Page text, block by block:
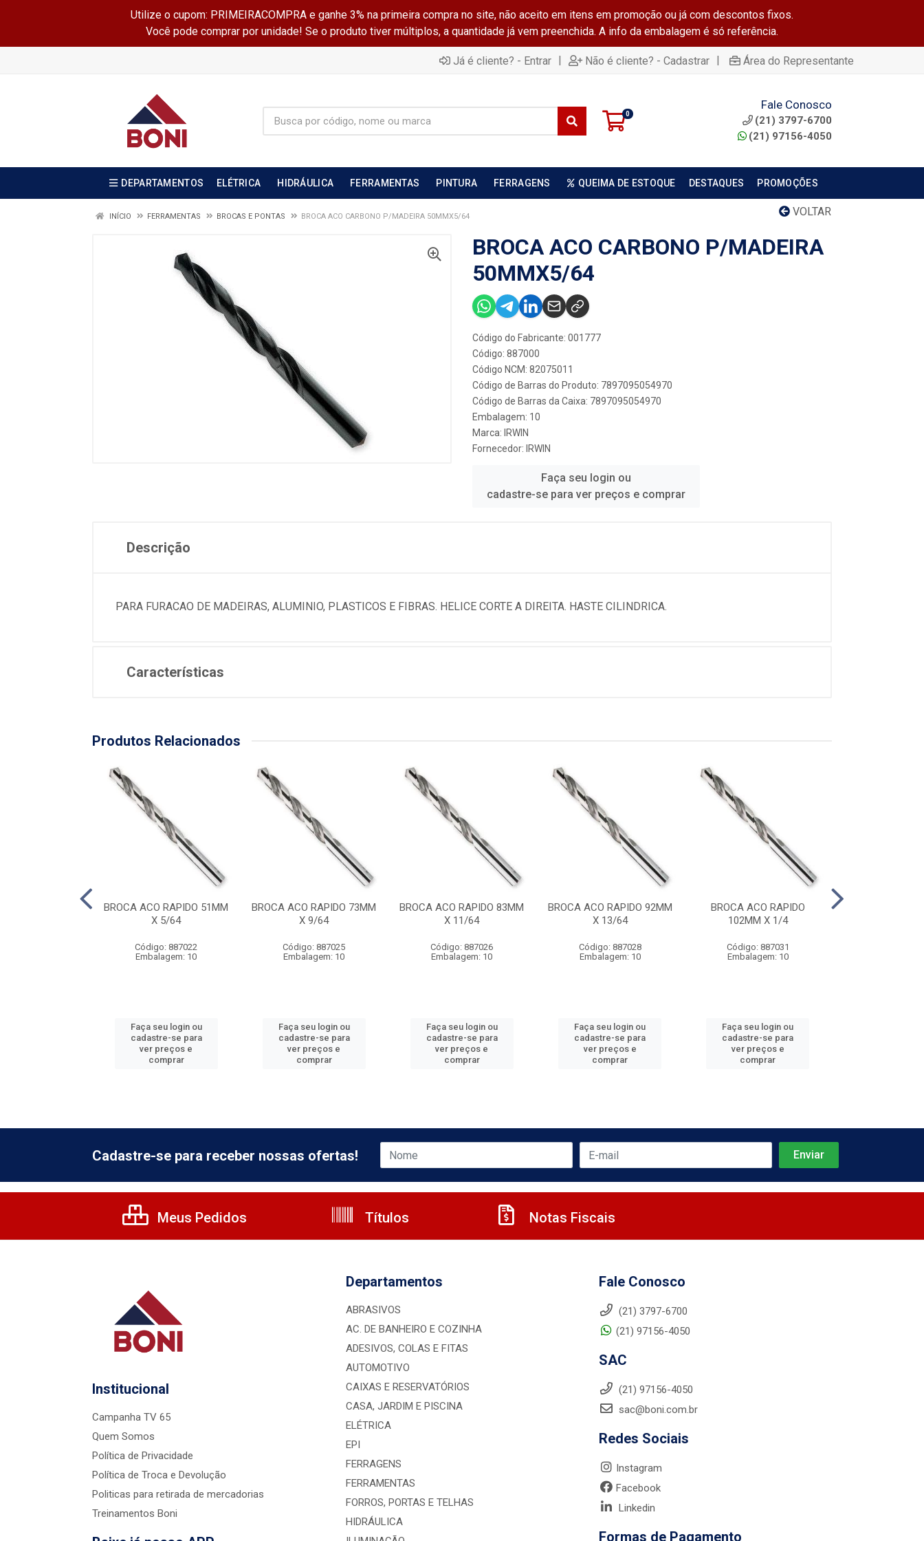
Utilize o cupom: PRIMEIRACOMPRA e ganhe 3% na primeira compra no site, não aceito em itens em promoção ou já com descontos fixos.
Você pode comprar por unidade! Se o produto tiver múltiplos, a quantidade já vem preenchida. A info da embalagem é só referência.
Já é cliente? - Entrar | Não é cliente? - Cadastrar | Área do Representante
0
Fale Conosco
(21) 3797-6700
(21) 97156-4050
DEPARTAMENTOS ELÉTRICA HIDRÁULICA FERRAMENTAS PINTURA FERRAGENS QUEIMA DE ESTOQUE DESTAQUES PROMOÇÕES
VOLTAR
INÍCIO FERRAMENTAS BROCAS E PONTAS BROCA ACO CARBONO P/MADEIRA 50MMX5/64
BROCA ACO CARBONO P/MADEIRA
50MMX5/64
Código do Fabricante: 001777
Código: 887000
Código NCM: 82075011
Código de Barras do Produto: 7897095054970
Código de Barras da Caixa: 7897095054970
Embalagem: 10
Marca: IRWIN
Fornecedor: IRWIN
Faça seu login ou
cadastre-se para ver preços e comprar
Descrição
PARA FURACAO DE MADEIRAS, ALUMINIO, PLASTICOS E FIBRAS. HELICE CORTE A DIREITA. HASTE CILINDRICA.
Características
Produtos Relacionados
BROCA ACO RAPIDO 51MM
X 5/64
Código: 887022
Embalagem: 10
Faça seu login ou
cadastre-se para
ver preços e
comprar
BROCA ACO RAPIDO 73MM
X 9/64
Código: 887025
Embalagem: 10
Faça seu login ou
cadastre-se para
ver preços e
comprar
BROCA ACO RAPIDO 83MM
X 11/64
Código: 887026
Embalagem: 10
Faça seu login ou
cadastre-se para
ver preços e
comprar
BROCA ACO RAPIDO 92MM
X 13/64
Código: 887028
Embalagem: 10
Faça seu login ou
cadastre-se para
ver preços e
comprar
BROCA ACO RAPIDO
102MM X 1/4
Código: 887031
Embalagem: 10
Faça seu login ou
cadastre-se para
ver preços e
comprar
Cadastre-se para receber nossas ofertas!
Meus Pedidos Títulos Notas Fiscais
Institucional
Campanha TV 65
Quem Somos
Política de Privacidade
Política de Troca e Devolução
Politicas para retirada de mercadorias
Treinamentos Boni
Departamentos
ABRASIVOS
AC. DE BANHEIRO E COZINHA
ADESIVOS, COLAS E FITAS
AUTOMOTIVO
CAIXAS E RESERVATÓRIOS
CASA, JARDIM E PISCINA
ELÉTRICA
EPI
FERRAGENS
FERRAMENTAS
FORROS, PORTAS E TELHAS
HIDRÁULICA
Fale Conosco
(21) 3797-6700
(21) 97156-4050
SAC
(21) 97156-4050
sac@boni.com.br
Redes Sociais
Instagram
Facebook
Linkedin
Formas de Pagamento